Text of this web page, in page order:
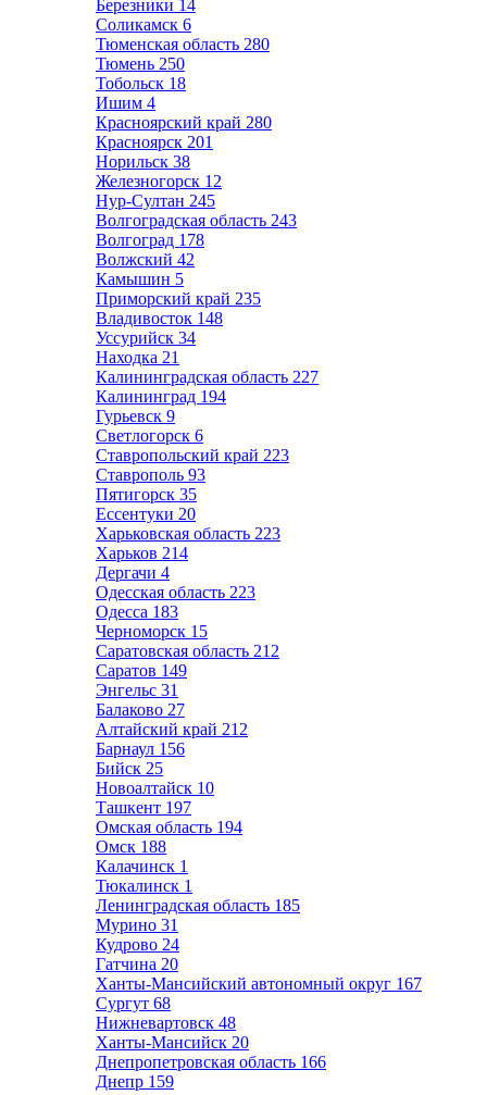
Березники 14
Соликамск 6
Тюменская область 280
Тюмень 250
Тобольск 18
Ишим 4
Красноярский край 280
Красноярск 201
Норильск 38
Железногорск 12
Нур-Султан 245
Волгоградская область 243
Волгоград 178
Волжский 42
Камышин 5
Приморский край 235
Владивосток 148
Уссурийск 34
Находка 21
Калининградская область 227
Калининград 194
Гурьевск 9
Светлогорск 6
Ставропольский край 223
Ставрополь 93
Пятигорск 35
Ессентуки 20
Харьковская область 223
Харьков 214
Дергачи 4
Одесская область 223
Одесса 183
Черноморск 15
Саратовская область 212
Саратов 149
Энгельс 31
Балаково 27
Алтайский край 212
Барнаул 156
Бийск 25
Новоалтайск 10
Ташкент 197
Омская область 194
Омск 188
Калачинск 1
Тюкалинск 1
Ленинградская область 185
Мурино 31
Кудрово 24
Гатчина 20
Ханты-Мансийский автономный округ 167
Сургут 68
Нижневартовск 48
Ханты-Мансийск 20
Днепропетровская область 166
Днепр 159